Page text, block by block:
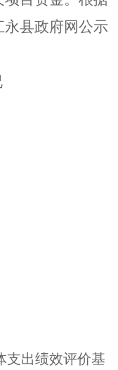
县政府网公示
支出绩效评价基